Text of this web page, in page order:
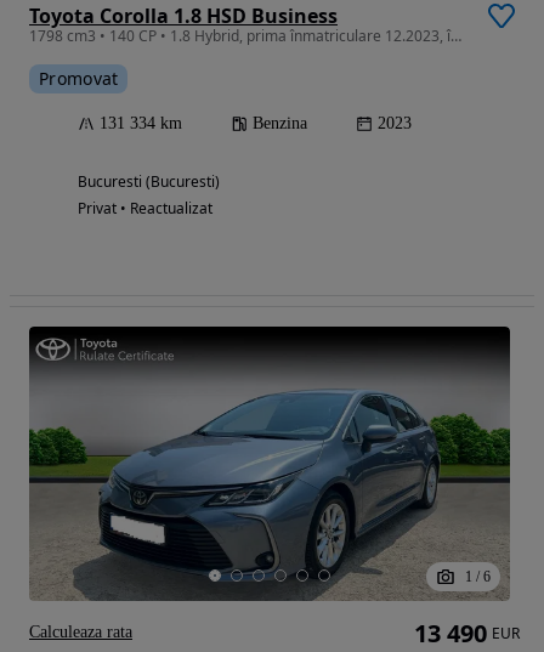
Toyota Corolla 1.8 HSD Business
1798 cm3 • 140 CP • 1.8 Hybrid, prima înmatriculare 12.2023, înmatriculată în România 2026
Promovat
131 334 km Benzina 2023
Bucuresti (Bucuresti)
Privat • Reactualizat
1 / 6
13 490 EUR
Calculeaza rata